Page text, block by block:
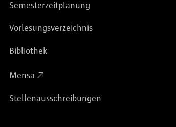
Semesterzeitplanung
Vorlesungsverzeichnis
Bibliothek
Mensa
Stellenausschreibungen